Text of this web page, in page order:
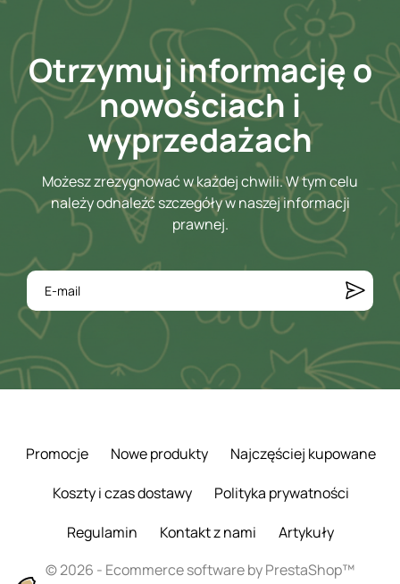
Otrzymuj informację o
nowościach i
wyprzedażach
Możesz zrezygnować w każdej chwili. W tym celu
należy odnaleźć szczegóły w naszej informacji
prawnej.
Promocje Nowe produkty
Najczęściej kupowane
Koszty i czas dostawy
Polityka prywatności
Regulamin
Kontakt z nami
Artykuły
© 2026 - Ecommerce software by PrestaShop™